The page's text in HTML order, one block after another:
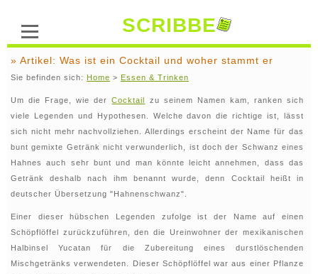
SCRIBBE
» Artikel: Was ist ein Cocktail und woher stammt er
Sie befinden sich: Home > Essen & Trinken
Um die Frage, wie derCocktail
zu seinem Namen kam, ranken sich
viele Legenden und Hypothesen. Welche davon die richtige ist, lässt
sich nicht mehr nachvollziehen. Allerdings erscheint der Name für das
bunt gemixte Getränk nicht verwunderlich, ist doch der Schwanz eines
Hahnes auch sehr bunt und man könnte leicht annehmen, dass das
Getränk deshalb nach ihm benannt wurde, denn Cocktail heißt in
deutscher Übersetzung "Hahnenschwanz".
Einer dieser hübschen Legenden zufolge ist der Name auf einen
Schöpflöffel zurückzuführen, den die Ureinwohner der mexikanischen
Halbinsel Yucatan für die Zubereitung eines durstlöschenden
Mischgetränks verwendeten. Dieser Schöpflöffel war aus einer Pflanze